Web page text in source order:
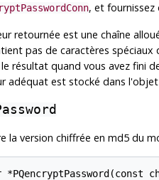
, et
retournée est une chaîne
pas de caractères
résultat quand vous avez fini
adéquat est stocké dans
la version chiffrée en md5 du